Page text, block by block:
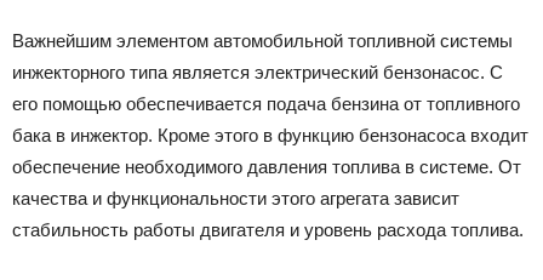
Важнейшим элементом автомобильной топливной системы
инжекторного типа является электрический бензонасос. С
его помощью обеспечивается подача бензина от топливного
бака в инжектор. Кроме этого в функцию бензонасоса входит
обеспечение необходимого давления топлива в системе. От
качества и функциональности этого агрегата зависит
стабильность работы двигателя и уровень расхода топлива.